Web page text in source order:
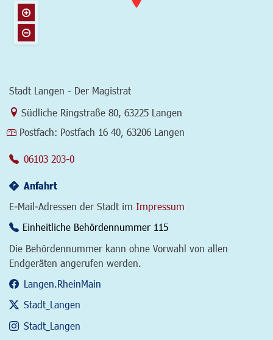
Stadt Langen - Der Magistrat
Link zur Google-Maps Navigation
Südliche Ringstraße 80 63225 Langen
Postfach: Postfach 16 40, 63206 Langen
06103 203-0
Anfahrt
E-Mail-Adressen der Stadt im Impressum
Einheitliche Behördennummer 115
Die Behördennummer kann ohne Vorwahl von allen
Endgeräten angerufen werden.
Langen.RheinMain
Stadt_Langen
Stadt_Langen